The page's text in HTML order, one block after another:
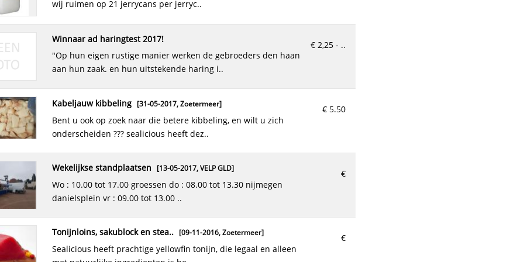
wij ruimen op 21 jerrycans per jerryc..
€ 2,25 - ..
winnaar ad haringtest 2017!
"op hun eigen rustige manier werken de gebroeders den haan
aan hun zaak. en hun uitstekende haring i..
€ 5.50
kabeljauw kibbeling [31-05-2017, Zoetermeer]
bent u ook op zoek naar die betere kibbeling, en wilt u zich
onderscheiden ??? sealicious heeft dez..
€
wekelijkse standplaatsen [13-05-2017, VELP GLD]
wo : 10.00 tot 17.00 groessen do : 08.00 tot 13.30 nijmegen
danielsplein vr : 09.00 tot 13.00 ..
€
tonijnloins, sakublock en stea.. [09-11-2016, Zoetermeer]
sealicious heeft prachtige yellowfin tonijn, die legaal en alleen